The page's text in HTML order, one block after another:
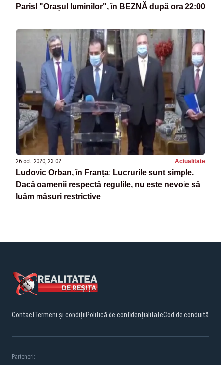
Paris! "Orașul luminilor", în BEZNĂ după ora 22:00
26 oct. 2020, 23:02 Actualitate
Ludovic Orban, în Franța: Lucrurile sunt simple.
Dacă oamenii respectă regulile, nu este nevoie să
luăm măsuri restrictive
ContactTermeni și condițiiPolitică de confidențialitateCod de conduită
Parteneri: